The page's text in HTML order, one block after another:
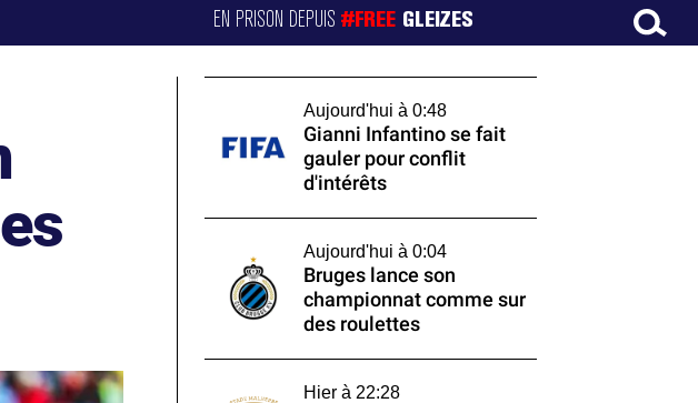
EN PRISON DEPUIS#FREE GLEIZES
Aujourd'hui à 0:48
Gianni Infantino se fait
gauler pour conflit
d'intérêts
Aujourd'hui à 0:04
Bruges lance son
championnat comme sur
des roulettes
Hier à 22:28